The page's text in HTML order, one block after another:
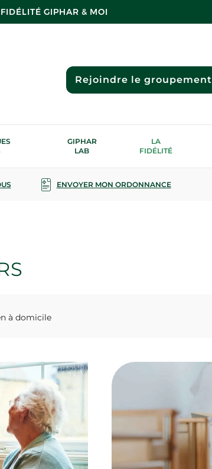
GIPHAR & MOI
Rejoindre le groupement
GIPHAR
LAB
LA
FIDÉLITÉ
ENVOYER MON ORDONNANCE
à domicile